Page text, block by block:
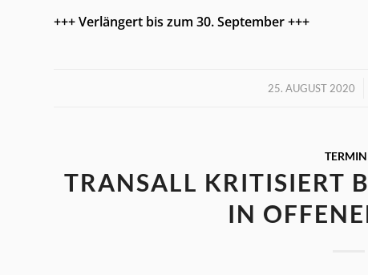
+++ Verlängert bis zum 30. September +++
25. AUGUST 2020
/
TRANSALL KRITISIERT
IN